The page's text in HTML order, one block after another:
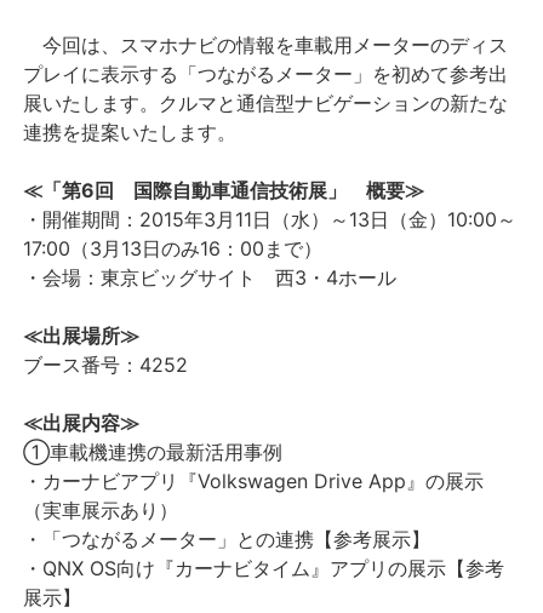
今回は、スマホナビの情報を車載用メーターのディス
プレイに表示する「つながるメーター」を初めて参考出
展いたします。クルマと通信型ナビゲーションの新たな
連携を提案いたします。
≪「第6回 国際自動車通信技術展」 概要≫
・開催期間：2015年3月11日（水）～13日（金）10:00～
17:00（3月13日のみ16：00まで）
・会場：東京ビッグサイト 西3・4ホール
≪出展場所≫
ブース番号：4252
≪出展内容≫
①車載機連携の最新活用事例
・カーナビアプリ『Volkswagen Drive App』の展示
（実車展示あり）
・「つながるメーター」との連携【参考展示】
・QNX OS向け『カーナビタイム』アプリの展示【参考
展示】